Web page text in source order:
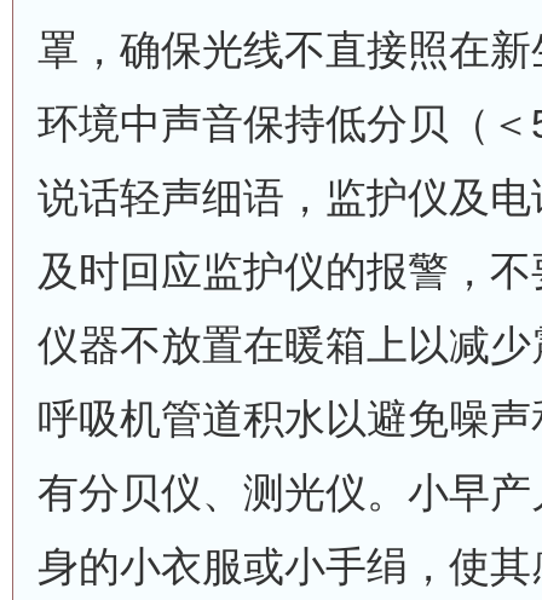
罩，确保光线不直接照在
环境中声音保持低分贝（
说话轻声细语，监护仪及
及时回应监护仪的报警，
仪器不放置在暖箱上以减
呼吸机管道积水以避免噪
有分贝仪、测光仪。小早
身的小衣服或小手绢，使